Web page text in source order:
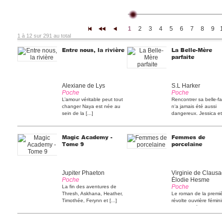
1 2 3 4 5 6 7 8 9
1 à 12 sur 291 au total
Entre nous, la rivière
Alexiane de Lys
Poche
L’amour véritable peut tout
changer Naya est née au
sein de la [...]
La Belle-Mère
parfaite
S.L Harker
Poche
Rencontrer sa belle-
n‘a jamais été aussi
dangereux. Jessica
Magic Academy -
Tome 9
Jupiter Phaeton
Poche
La fin des aventures de
Thresh, Askhana, Heather,
Timothée, Ferynn et [...]
Femmes de
porcelaine
Virginie de
Élodie Hesme
Poche
Le roman de la
révolte ouvrière
En 1905, à